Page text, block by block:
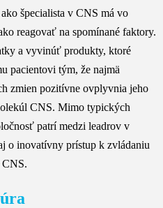
špecialista v CNS má vo
reagovať na spomínané faktory.
a vyvinúť produkty, ktoré
pacientovi tým, že najmä
zmien pozitívne ovplyvnia jeho
CNS. Mimo typických
patrí medzi leadrov v
o inovatívny prístup k zvládaniu
CNS.